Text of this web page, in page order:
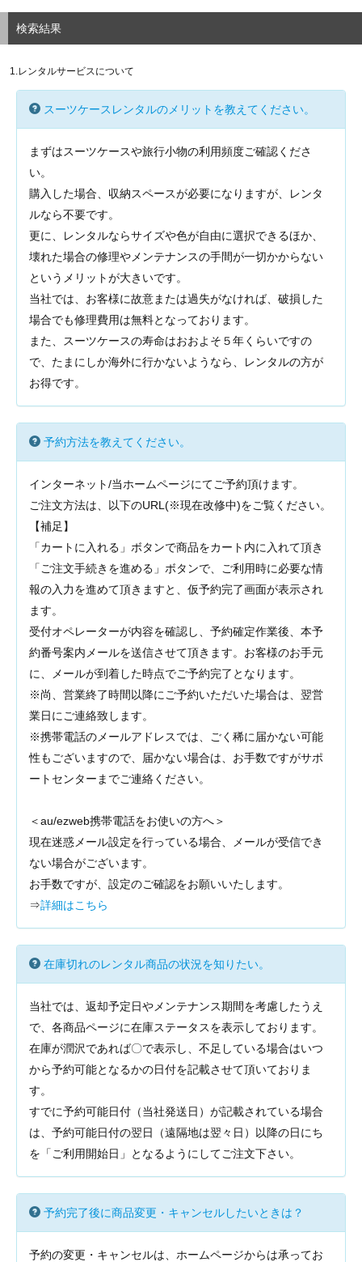
検索結果
1.レンタルサービスについて
スーツケースレンタルのメリットを教えてください。
まずはスーツケースや旅行小物の利用頻度ご確認くださ
い。
購入した場合、収納スペースが必要になりますが、レンタ
ルなら不要です。
更に、レンタルならサイズや色が自由に選択できるほか、
壊れた場合の修理やメンテナンスの手間が一切かからない
というメリットが大きいです。
当社では、お客様に故意または過失がなければ、破損した
場合でも修理費用は無料となっております。
また、スーツケースの寿命はおおよそ５年くらいですの
で、たまにしか海外に行かないようなら、レンタルの方が
お得です。
予約方法を教えてください。
インターネット/当ホームページにてご予約頂けます。
ご注文方法は、以下のURL(※現在改修中)をご覧ください。
【補足】
「カートに入れる」ボタンで商品をカート内に入れて頂き
「ご注文手続きを進める」ボタンで、ご利用時に必要な情
報の入力を進めて頂きますと、仮予約完了画面が表示され
ます。
受付オペレーターが内容を確認し、予約確定作業後、本予
約番号案内メールを送信させて頂きます。お客様のお手元
に、メールが到着した時点でご予約完了となります。
※尚、営業終了時間以降にご予約いただいた場合は、翌営
業日にご連絡致します。
※携帯電話のメールアドレスでは、ごく稀に届かない可能
性もございますので、届かない場合は、お手数ですがサポ
ートセンターまでご連絡ください。
＜au/ezweb携帯電話をお使いの方へ＞
現在迷惑メール設定を行っている場合、メールが受信でき
ない場合がございます。
お手数ですが、設定のご確認をお願いいたします。
⇒詳細はこちら
在庫切れのレンタル商品の状況を知りたい。
当社では、返却予定日やメンテナンス期間を考慮したうえ
で、各商品ページに在庫ステータスを表示しております。
在庫が潤沢であれば〇で表示し、不足している場合はいつ
から予約可能となるかの日付を記載させて頂いておりま
す。
すでに予約可能日付（当社発送日）が記載されている場合
は、予約可能日付の翌日（遠隔地は翌々日）以降の日にち
を「ご利用開始日」となるようにしてご注文下さい。
予約完了後に商品変更・キャンセルしたいときは？
予約の変更・キャンセルは、ホームページからは承ってお